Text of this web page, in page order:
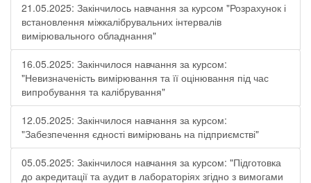
21.05.2025: Закінчилось навчання за курсом "Розрахунок і
встановлення міжкалібрувальних інтервалів
вимірювального обладнання"
16.05.2025: Закінчилося навчання за курсом:
"Невизначеність вимірювання та її оцінювання під час
випробування та калібрування"
12.05.2025: Закінчилося навчання за курсом:
"Забезпечення єдності вимірювань на підприємстві"
05.05.2025: Закінчилося навчання за курсом: "Підготовка
до акредитації та аудит в лабораторіях згідно з вимогами